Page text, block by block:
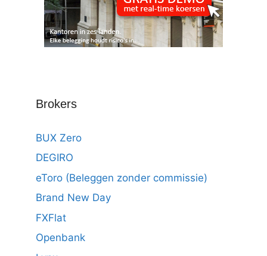
Brokers
BUX Zero
DEGIRO
eToro (Beleggen zonder commissie)
Brand New Day
FXFlat
Openbank